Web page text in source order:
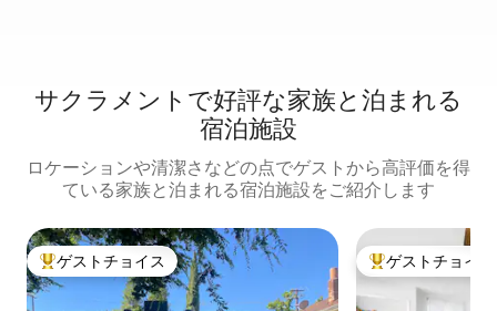
サクラメントで好評な家族と泊まれる
宿泊施設
ロケーションや清潔さなどの点でゲストから高評価を得
ている家族と泊まれる宿泊施設をご紹介します
大好評のゲストチョイスです。
ゲストチョイス 大好評のゲスト
ゲストチョイス